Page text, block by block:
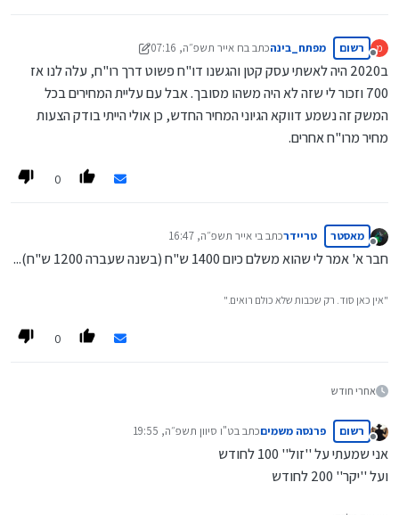
מ
מנותק
רשום מפתח_בינהכתב בח אייר תשפ״ה, 07:16
נערך לאחרונה על ידי מפתח_בינה
ב2020 היה לאשתי עסק קטן והגשנו דו"ח פשוט דרך רו"ח, עלה לנו אז
700 וזכור לי שזה לא היה משהו מסובך. אבל עם עליית המחירים בכל
המשק זה נשמע דווקא הגיוני המחיר החדש, כן אולי הייתי בודק הצעות
מחיר מרו"ח אחרים.
0
מנותק
מאסטר טריידרכתב בי אייר תשפ״ה, 16:47
נערך לאחרונה על ידי
חבר א' אמר לי שהוא משלם כיום 1400 ש"ח (בשנה שעברה 1200 ש"ח)...
"אין כאן סוד. רק שכבות שלא כולם רואים."
0
אחרי חודש
מנותק
רשום פרנסה משמיםכתב בט"ו סיוון תשפ״ה, 19:55
נערך לאחרונה על ידי
אני שמעתי על ''זול'' 100 לחודש
ועל ''יקר'' 200 לחודש